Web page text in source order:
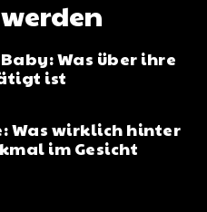
Was über ihre
ist
Was wirklich hinter
im Gesicht